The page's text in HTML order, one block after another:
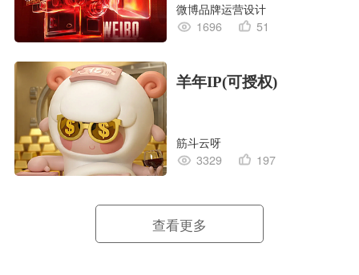
微博品牌运营设计
1696
51
羊年IP(可授权)
筋斗云呀
3329
197
查看更多